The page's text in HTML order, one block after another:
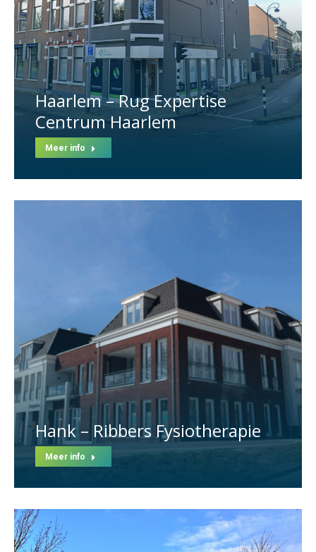
Haarlem – Rug Expertise
Centrum Haarlem
Meer info
Hank – Ribbers Fysiotherapie
Meer info